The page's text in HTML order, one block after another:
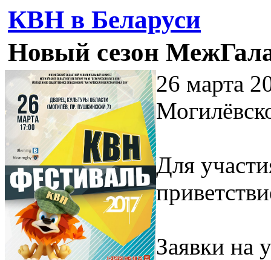
КВН в Беларуси
Новый сезон
26 марта
Для
Заявки на